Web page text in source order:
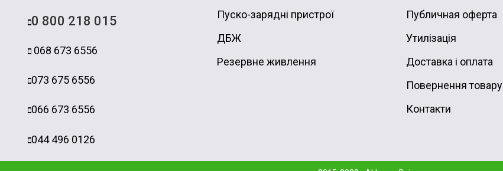
0 800 218 015
068 673 6556
073 675 6556
066 673 6556
044 496 0126
Пуско-зарядні пристрої
ДБЖ
Резервне живлення
Публичная оферта
Утилізація
Доставка і оплата
Повернення товару
Контакти